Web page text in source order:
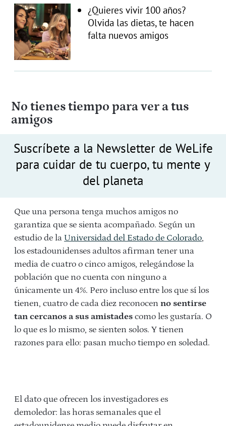
¿Quieres vivir 100 años?
Olvida las dietas, te hacen
falta nuevos amigos
No tienes tiempo para ver a tus
amigos
Suscríbete a la Newsletter de WeLife
para cuidar de tu cuerpo, tu mente y
del planeta
Que una persona tenga muchos amigos no
garantiza que se sienta acompañado. Según un
estudio de la Universidad del Estado de Colorado,
los estadounidenses adultos afirman tener una
media de cuatro o cinco amigos, relegándose la
población que no cuenta con ninguno a
únicamente un 4%. Pero incluso entre los que sí los
tienen, cuatro de cada diez reconocen no sentirse
tan cercanos a sus amistades como les gustaría. O
lo que es lo mismo, se sienten solos. Y tienen
razones para ello: pasan mucho tiempo en soledad.
El dato que ofrecen los investigadores es
demoledor: las horas semanales que el